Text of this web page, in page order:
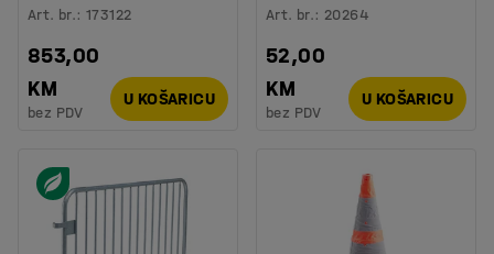
Art. br.:173122
853,00
KM
bez PDV
U KOŠARICU
Art. br.: 20264
52,00
KM
bez PDV
U KOŠARICU